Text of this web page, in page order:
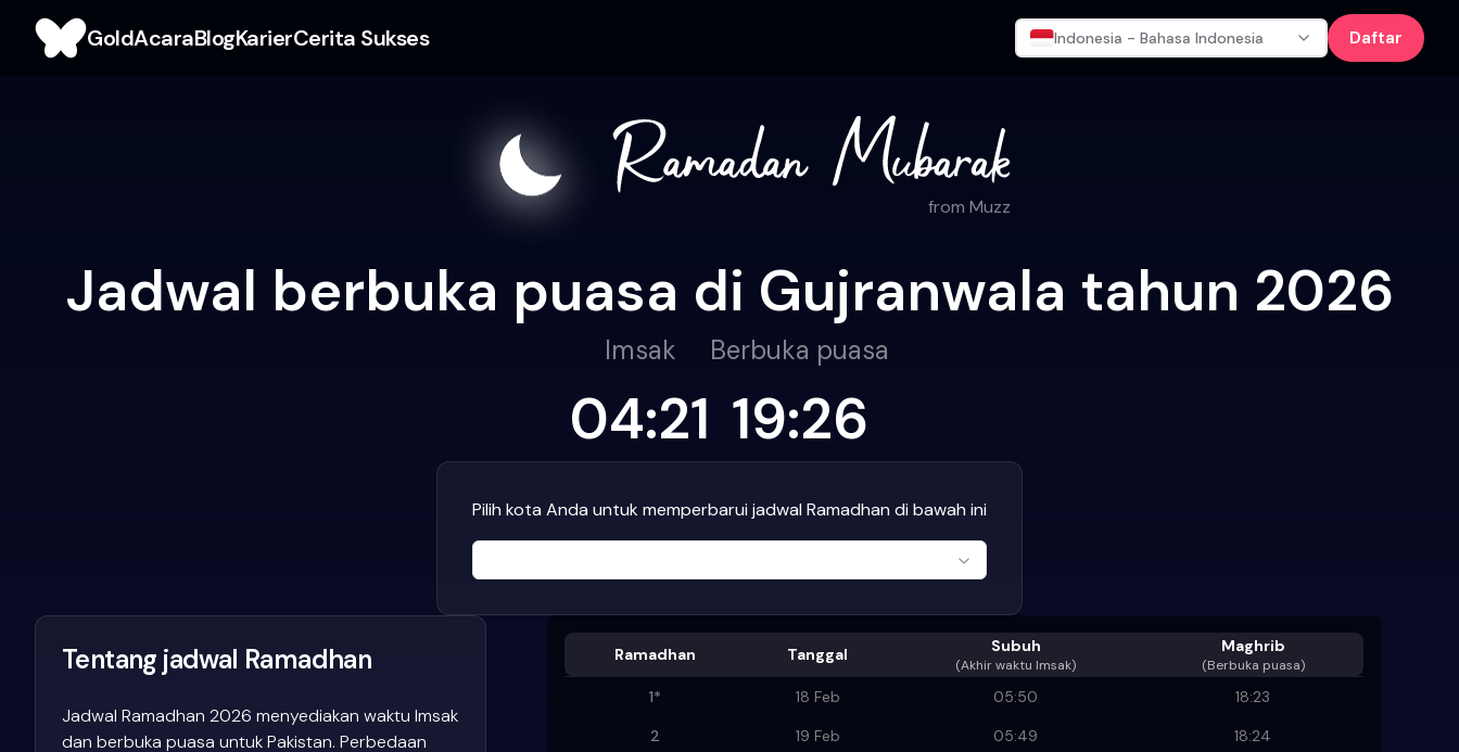
GoldAcaraBlogKarierCerita Sukses Indonesia - Bahasa Indonesia Daftar
from Muzz
Jadwal berbuka puasa di Gujranwala tahun 2026
Imsak
04:21
Berbuka puasa
19:26
Pilih kota Anda untuk memperbarui jadwal Ramadhan di bawah ini
Ramadhan Tanggal Subuh
(Akhir waktu Imsak)
Maghrib
(Berbuka puasa)
1* 18 Feb 05:50
18:23
2
19 Feb 05:49
18:24
Tentang jadwal Ramadhan
Jadwal Ramadhan 2026 menyediakan waktu Imsak
dan berbuka puasa untuk Pakistan. Perbedaan